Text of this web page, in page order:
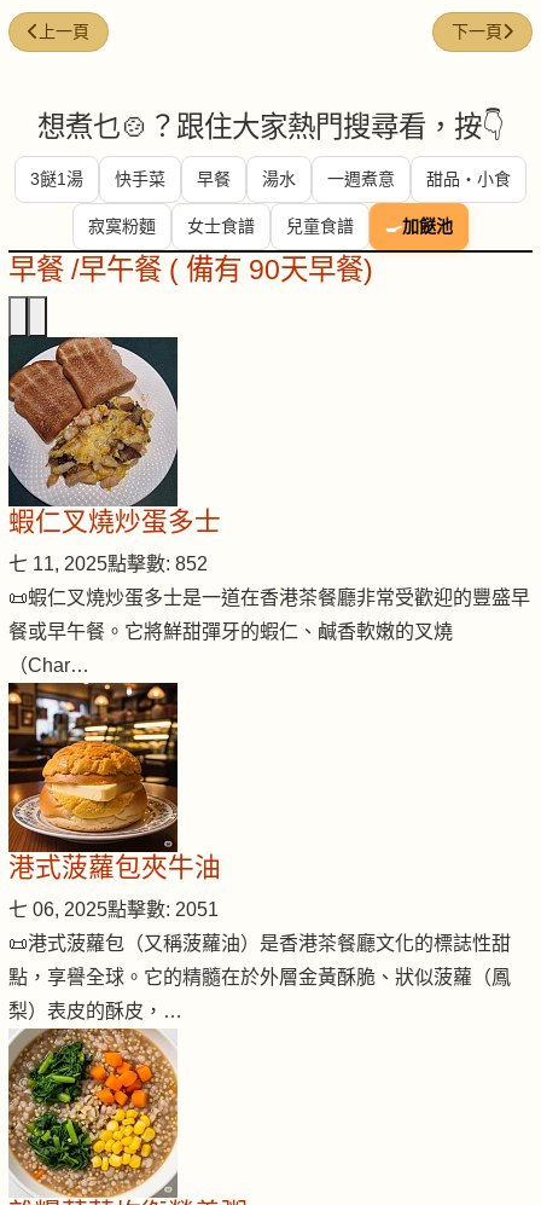
上一篇文章: 西蘭花椰菜花番茄
上一頁 下一篇文章
下一頁
想煮乜🍲？跟住大家熱門搜尋看，按👇
3餸1湯 快手菜 早餐 湯水 一週煮意 甜品・小食
寂寞粉麵 女士食譜 兒童食譜 🍳加餸池
早餐 /早午餐 ( 備有 90天早餐)
蝦仁叉燒炒蛋多士
七 11, 2025點擊數: 852
📜蝦仁叉燒炒蛋多士是一道在香港茶餐廳非常受歡迎的豐盛早
餐或早午餐。它將鮮甜彈牙的蝦仁、鹹香軟嫩的叉燒
（Char…
港式菠蘿包夾牛油
七 06, 2025點擊數: 2051
📜港式菠蘿包（又稱菠蘿油）是香港茶餐廳文化的標誌性甜
點，享譽全球。它的精髓在於外層金黃酥脆、狀似菠蘿（鳳
梨）表皮的酥皮，…